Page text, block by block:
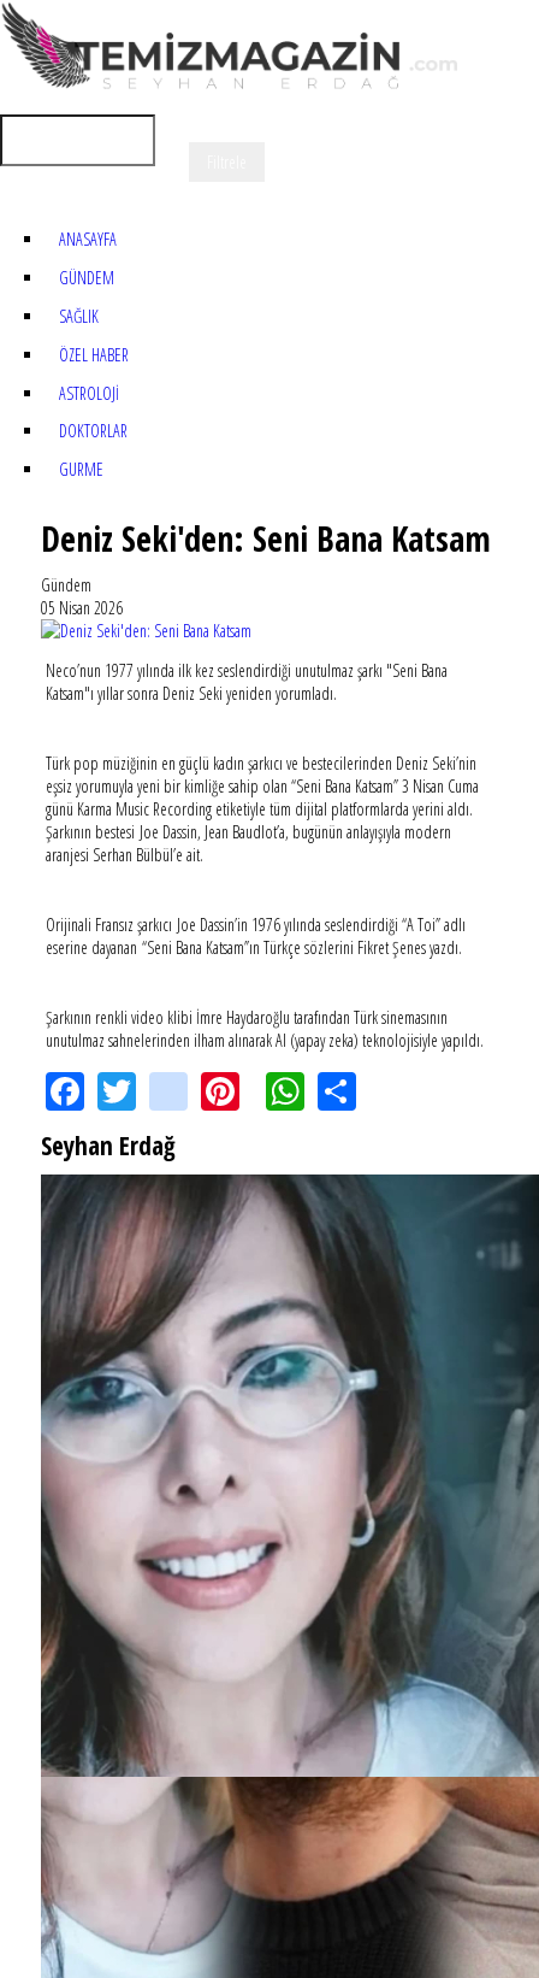
ANASAYFA
GÜNDEM
SAĞLIK
ÖZEL HABER
ASTROLOJİ
DOKTORLAR
GURME
Deniz Seki'den: Seni Bana Katsam
Gündem
05 Nisan 2026
Neco’nun 1977 yılında ilk kez seslendirdiği unutulmaz şarkı "Seni Bana
Katsam"ı yıllar sonra Deniz Seki yeniden yorumladı.
Türk pop müziğinin en güçlü kadın şarkıcı ve bestecilerinden Deniz Seki’nin
eşsiz yorumuyla yeni bir kimliğe sahip olan “Seni Bana Katsam” 3 Nisan Cuma
günü Karma Music Recording etiketiyle tüm dijital platformlarda yerini aldı.
Şarkının bestesi Joe Dassin, Jean Baudlot’a, bugünün anlayışıyla modern
aranjesi Serhan Bülbül’e ait.
Orijinali Fransız şarkıcı Joe Dassin’in 1976 yılında seslendirdiği “A Toi” adlı
eserine dayanan “Seni Bana Katsam”ın Türkçe sözlerini Fikret Şenes yazdı.
Şarkının renkli video klibi İmre Haydaroğlu tarafından Türk sinemasının
unutulmaz sahnelerinden ilham alınarak AI (yapay zeka) teknolojisiyle yapıldı.
FacebookTwitterinstagramPinterestWhatsApp
Seyhan Erdağ
SEYHAN ERDAĞ YAZDI: Peki Mehmet Ali Erbil bu evliliği neden yaptı?